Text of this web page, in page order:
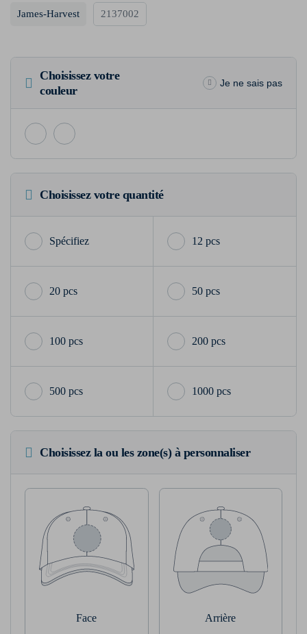
James-Harvest 2137002
Choisissez votre
couleur
Je ne sais pas
Choisissez votre quantité
12 pcs
20 pcs 50 pcs
100 pcs 200 pcs
500 pcs 1000 pcs
Choisissez la ou les zone(s) à personnaliser
Face Arrière